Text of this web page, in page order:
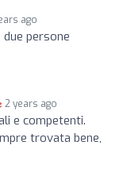
ago
persone
2 years ago
e competenti.
trovata bene,